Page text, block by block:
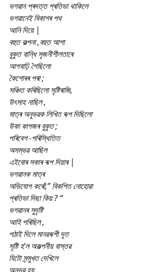
ভগৱান প্ৰদত্ত প্ৰতিভা থাকিলে
ভগৱানেই বিকাশৰ পথ
আনি দিয়ে |
বহুত কল্পনা ,বহুত আশা
বুকুত বান্ধি সৃজনীশীলতাৰে
আগবাঢ়ি গৈছিলো
কৈশোৰৰ পৰা ;
সঞ্চিত কৰিছিলো সৃষ্টিৰাজি,
উৎসাহ নাছিল ,
মাত্ৰ অনুভৱক লিখিত ৰূপ দিছিলো
উকা কাগজৰ বুকুত ;
পৰিবেশ -পৰিস্থিতিত
অসম্ভৱ আছিল
এইবোৰ সকাৰ ৰূপ দিয়াৰ |
ভগৱানক মাত্ৰ
অভিযোগ কৰোঁ,” বিকশিত নোহোৱা
প্ৰতিভা দিছা কিয় ? “
ভগৱানৰ সুদৃষ্টি
আহি পৰিছিল ,
পঠাই দিলে মানৱৰূপী দূত
সৃষ্টি হ’ল অকল্পনীয় বাস্তৱ
যিটো সন্মুখত দেখিলে